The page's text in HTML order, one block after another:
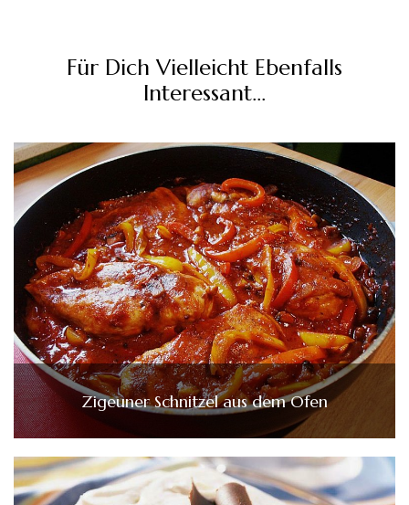
Für Dich Vielleicht Ebenfalls
Interessant...
Zigeuner Schnitzel aus dem Ofen